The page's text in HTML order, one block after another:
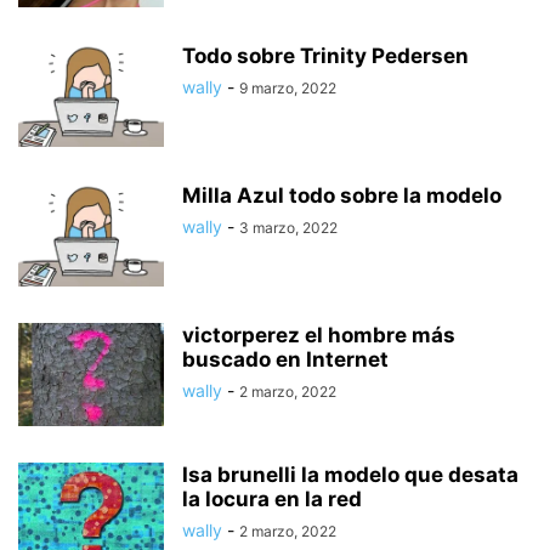
Todo sobre Trinity Pedersen
wally - 9 marzo, 2022
Milla Azul todo sobre la modelo
wally - 3 marzo, 2022
victorperez el hombre más
buscado en Internet
wally - 2 marzo, 2022
Isa brunelli la modelo que desata
la locura en la red
wally - 2 marzo, 2022